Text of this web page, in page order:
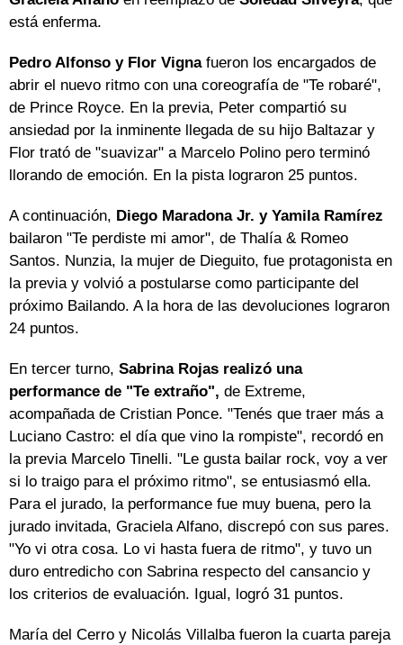
está enferma.
Pedro Alfonso y Flor Vignafueron los encargados de
abrir el nuevo ritmo con una coreografía de "Te robaré",
de Prince Royce. En la previa, Peter compartió su
ansiedad por la inminente llegada de su hijo Baltazar y
Flor trató de "suavizar" a Marcelo Polino pero terminó
llorando de emoción. En la pista lograron 25 puntos.
A continuación, Diego Maradona Jr. y Yamila Ramírez
bailaron "Te perdiste mi amor", de Thalía & Romeo
Santos. Nunzia, la mujer de Dieguito, fue protagonista en
la previa y volvió a postularse como participante del
próximo Bailando. A la hora de las devoluciones lograron
24 puntos.
En tercer turno, Sabrina Rojas realizó una
performance de "Te extraño", de Extreme,
acompañada de Cristian Ponce. "Tenés que traer más a
Luciano Castro: el día que vino la rompiste", recordó en
la previa Marcelo Tinelli. "Le gusta bailar rock, voy a ver
si lo traigo para el próximo ritmo", se entusiasmó ella.
Para el jurado, la performance fue muy buena, pero la
jurado invitada, Graciela Alfano, discrepó con sus pares.
"Yo vi otra cosa. Lo vi hasta fuera de ritmo", y tuvo un
duro entredicho con Sabrina respecto del cansancio y
los criterios de evaluación. Igual, logró 31 puntos.
María del Cerro y Nicolás Villalba fueron la cuarta pareja